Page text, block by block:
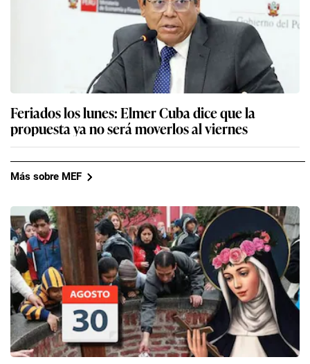
Feriados los lunes: Elmer Cuba dice que la
propuesta ya no será moverlos al viernes
Más sobre MEF